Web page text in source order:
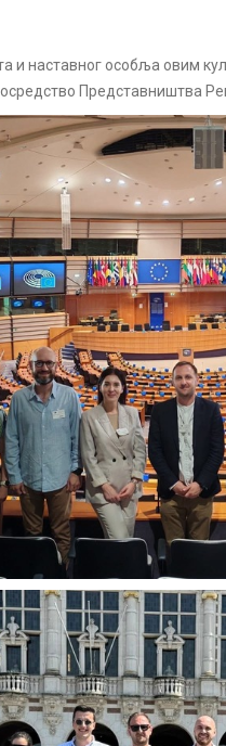
и наставног особља овим
Представништва